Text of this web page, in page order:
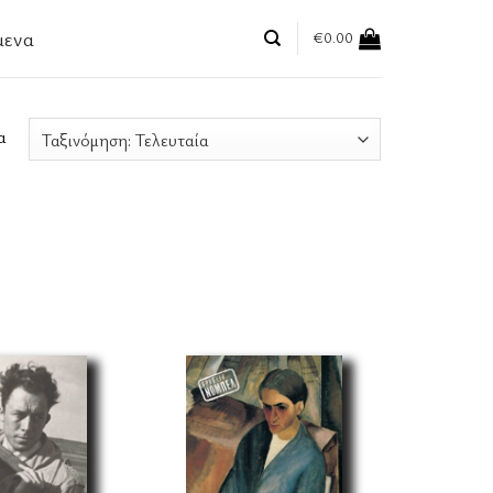
€0.00
Sorted